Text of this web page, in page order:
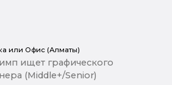
или Офис (Алматы)
ищет графического
(Middle+/Senior)